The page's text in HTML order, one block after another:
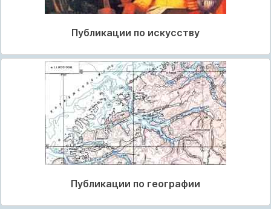
Публикации по искусству
Публикации по географии